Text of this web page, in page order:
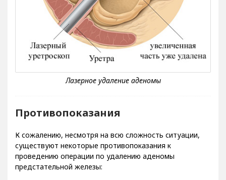
Противопоказания
К сожалению, несмотря на всю сложность ситуации,
существуют некоторые противопоказания к
проведению операции по удалению аденомы
предстательной железы: